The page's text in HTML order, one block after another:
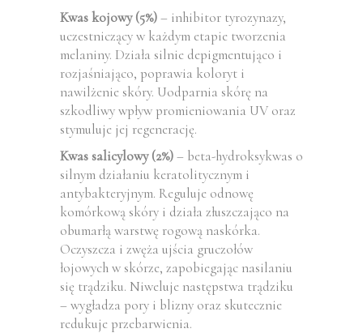
Kwas kojowy (5%)– inhibitor tyrozynazy,
uczestniczący w każdym etapie tworzenia
melaniny. Działa silnie depigmentująco i
rozjaśniająco, poprawia koloryt i
nawilżenie skóry. Uodparnia skórę na
szkodliwy wpływ promieniowania UV oraz
stymuluje jej regenerację.
Kwas salicylowy (2%)– beta-hydroksykwas o
silnym działaniu keratolitycznym i
antybakteryjnym. Reguluje odnowę
komórkową skóry i działa złuszczająco na
obumarłą warstwę rogową naskórka.
Oczyszcza i zwęża ujścia gruczołów
łojowych w skórze, zapobiegając nasilaniu
się trądziku. Niweluje następstwa trądziku
– wygładza pory i blizny oraz skutecznie
redukuje przebarwienia.